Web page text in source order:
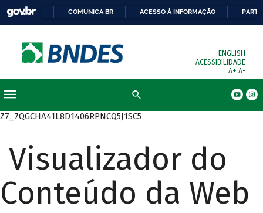
COMUNICA BR ACESSO À INFORMAÇÃO
ENGLISH
ACESSIBILIDADE
A+ A-
Z7_7QGCHA41L8D1406RPNCQ5J1SC5
Visualizador do
Conteúdo da Web